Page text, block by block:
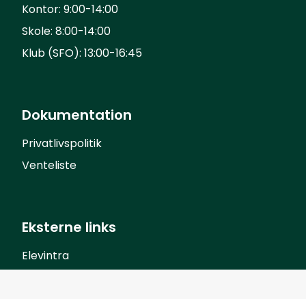
Kontor: 9:00-14:00
Skole: 8:00-14:00
Klub (SFO): 13:00-16:45
Dokumentation
Privatlivspolitik
Venteliste
Eksterne links
Elevintra